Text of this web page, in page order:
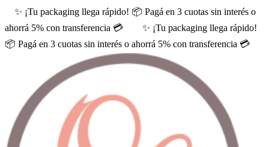
✨ ¡Tu packaging llega rápido! 📦 Pagá en 3 cuotas sin interés o
ahorrá 5% con transferencia 💳
✨ ¡Tu packaging llega rápido!
📦 Pagá en 3 cuotas sin interés o ahorrá 5% con transferencia 💳